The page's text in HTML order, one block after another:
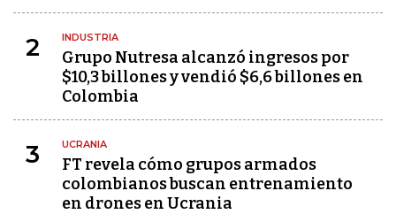
2 INDUSTRIA
Grupo Nutresa alcanzó ingresos por
$10,3 billones y vendió $6,6 billones en
Colombia
3 UCRANIA
FT revela cómo grupos armados
colombianos buscan entrenamiento
en drones en Ucrania